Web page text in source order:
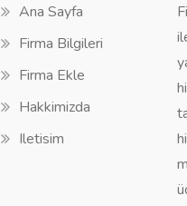
Ana Sayfa
Firma Bilgileri
Firma Ekle
Hakkimizda
Iletisim